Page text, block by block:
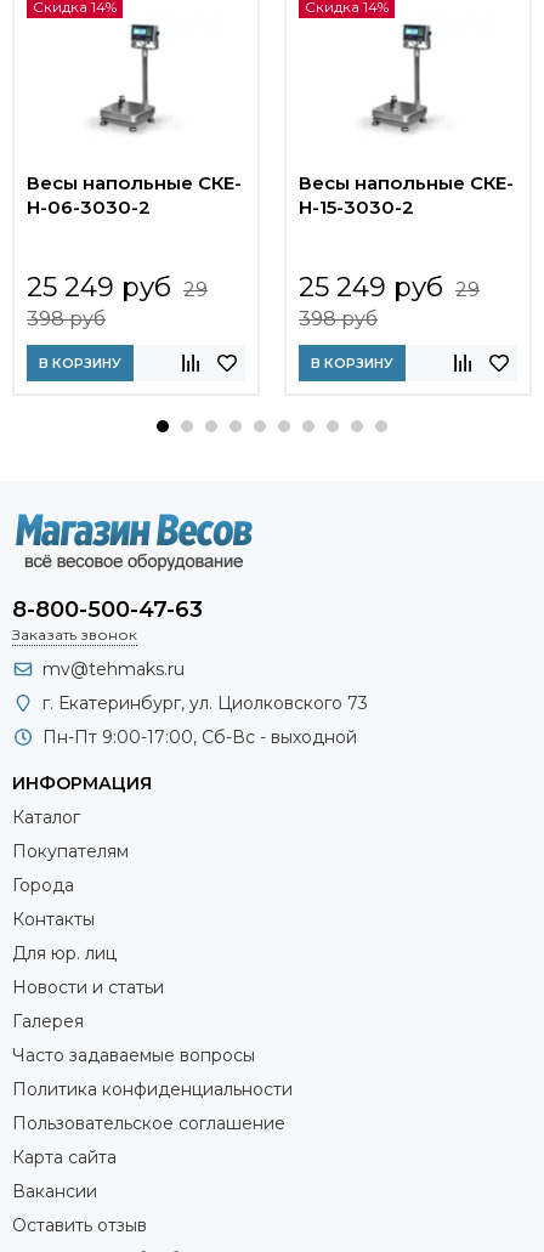
Скидка 14%
Весы напольные СКЕ-
Н-06-3030-2
25 249 руб 29
398 руб
В КОРЗИНУ
Скидка 14%
Весы напольные СКЕ-
Н-15-3030-2
25 249 руб 29
398 руб
В КОРЗИНУ
8-800-500-47-63
Заказать звонок
mv@tehmaks.ru
г. Екатеринбург, ул. Циолковского 73
Пн-Пт 9:00-17:00, Сб-Вс - выходной
ИНФОРМАЦИЯ
Каталог
Покупателям
Города
Контакты
Для юр. лиц
Новости и статьи
Галерея
Часто задаваемые вопросы
Политика конфиденциальности
Пользовательское соглашение
Карта сайта
Вакансии
Оставить отзыв